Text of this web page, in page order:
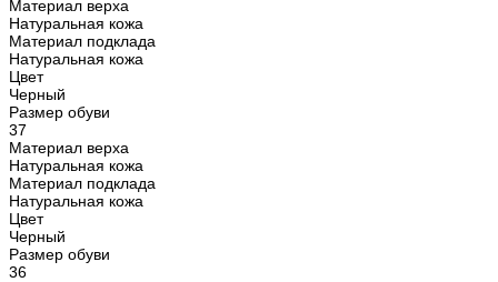
Материал верха
Натуральная кожа
Материал подклада
Натуральная кожа
Цвет
Черный
Размер обуви
37
Материал верха
Натуральная кожа
Материал подклада
Натуральная кожа
Цвет
Черный
Размер обуви
36